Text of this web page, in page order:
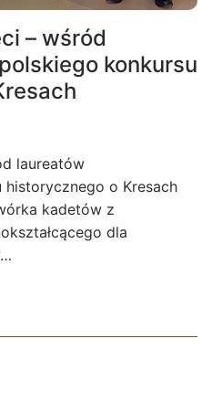
– wśród
konkursu
laureatów
o Kresach
kadetów z
dla